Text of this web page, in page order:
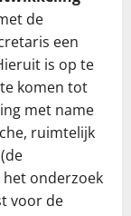
de
een
is op te
komen tot
met name
ruimtelijk
onderzoek
voor de